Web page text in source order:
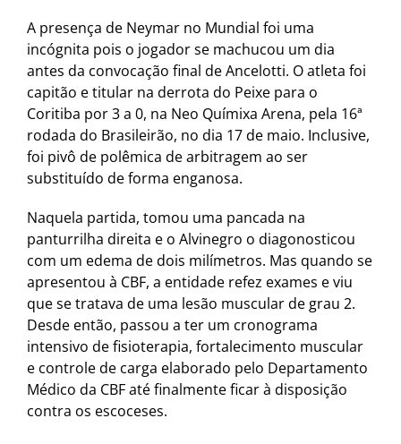
A presença de Neymar no Mundial foi uma
incógnita pois o jogador se machucou um dia
antes da convocação final de Ancelotti. O atleta foi
capitão e titular na derrota do Peixe para o
Coritiba por 3 a 0, na Neo Químixa Arena, pela 16ª
rodada do Brasileirão, no dia 17 de maio. Inclusive,
foi pivô de polêmica de arbitragem ao ser
substituído de forma enganosa.
Naquela partida, tomou uma pancada na
panturrilha direita e o Alvinegro o diagonosticou
com um edema de dois milímetros. Mas quando se
apresentou à CBF, a entidade refez exames e viu
que se tratava de uma lesão muscular de grau 2.
Desde então, passou a ter um cronograma
intensivo de fisioterapia, fortalecimento muscular
e controle de carga elaborado pelo Departamento
Médico da CBF até finalmente ficar à disposição
contra os escoceses.